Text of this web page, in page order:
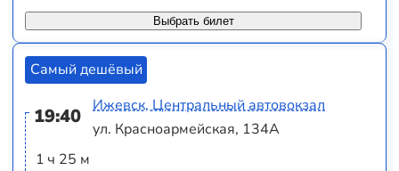
Выбрать билет
Самый дешёвый
19:40
1 ч 25 м
Ижевск, Центральный автовокзал
ул. Красноармейская, 134А